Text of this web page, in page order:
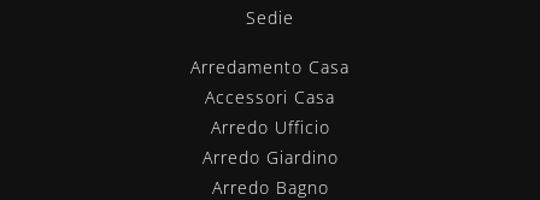
Sedie
Arredamento Casa
Accessori Casa
Arredo Ufficio
Arredo Giardino
Arredo Bagno